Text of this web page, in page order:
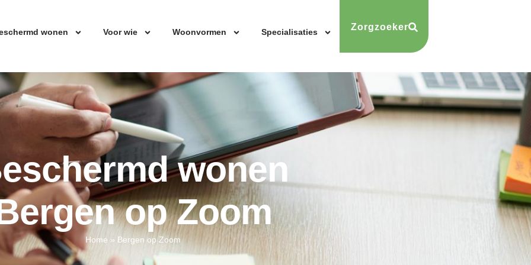
wonen Voor wie Woonvormen Specialisaties Zorgzoeker
wonen
op Zoom
Home » Bergen op Zoom